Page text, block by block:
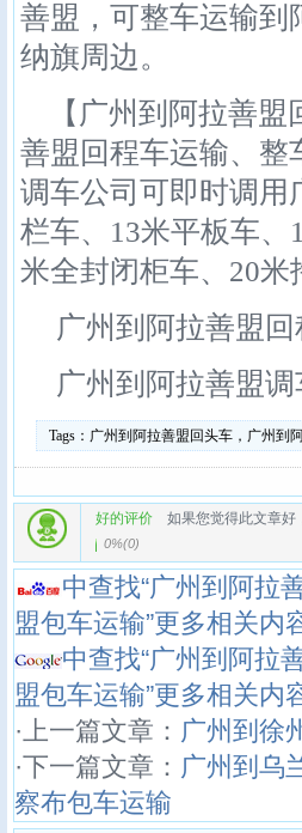
善盟，可整车运输
纳旗周边。
【广州到阿拉善盟
善盟回程车运输、整
调车公司可即时调用
栏车、13米平板车、
米全封闭柜车、20
广州到阿拉善盟回
广州到阿拉善盟调
Tags： 广州到阿拉善盟回头车，广州到
好的评价 如果您觉得此文章好
0%(0)
中查找“广州到阿拉
盟包车运输”更多相关内
中查找“广州到阿拉
盟包车运输”更多相关内
·上一篇文章： 广州到徐
·下一篇文章： 广州到乌
察布包车运输